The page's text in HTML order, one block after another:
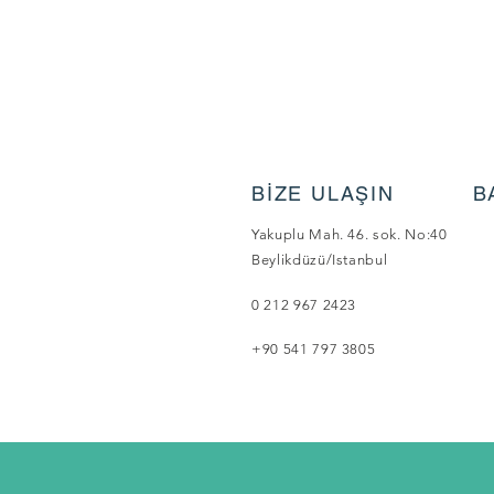
BİZE ULAŞIN
Yakuplu Mah. 46. sok. No:40
Beylikdüzü/Istanbul
0 212 967 2423
+90 541 797 3805